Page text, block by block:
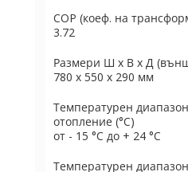
COP (коеф. на
3.72
Размери Ш х В х Д
780 х 550 х 290 мм
Температурен
отопление (°C)
от - 15 °C до + 24 °C
Температурен